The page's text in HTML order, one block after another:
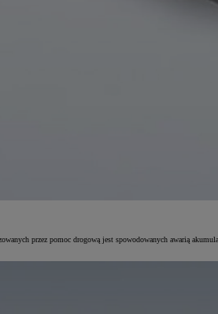
przez pomoc drogową jest spowodowanych awarią